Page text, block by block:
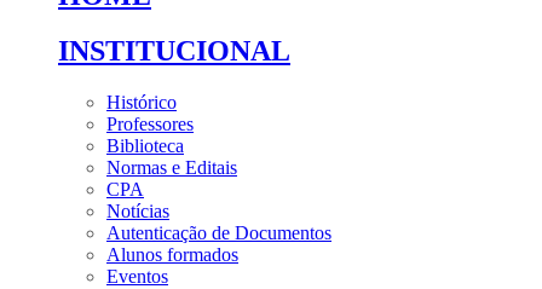
INSTITUCIONAL
Histórico
Professores
Biblioteca
Normas e Editais
CPA
Notícias
Autenticação de Documentos
Alunos formados
Eventos